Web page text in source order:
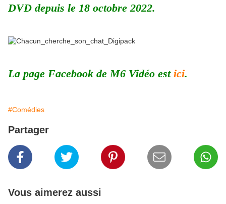
DVD depuis le 18 octobre 2022.
La page Facebook de M6 Vidéo est ici.
#Comédies
Partager
Vous aimerez aussi